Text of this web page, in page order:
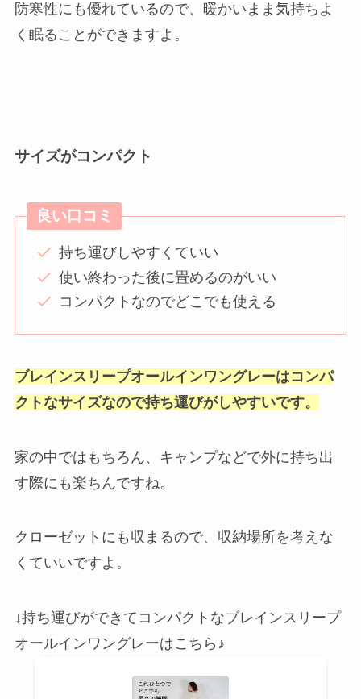
防寒性にも優れているので、暖かいまま気持ちよ
く眠ることができますよ。
サイズがコンパクト
良い口コミ
持ち運びしやすくていい
使い終わった後に畳めるのがいい
コンパクトなのでどこでも使える
ブレインスリープオールインワングレーはコンパ
クトなサイズなので持ち運びがしやすいです。
家の中ではもちろん、キャンプなどで外に持ち出
す際にも楽ちんですね。
クローゼットにも収まるので、収納場所を考えな
くていいですよ。
↓持ち運びができてコンパクトなブレインスリープ
オールインワングレーはこちら♪